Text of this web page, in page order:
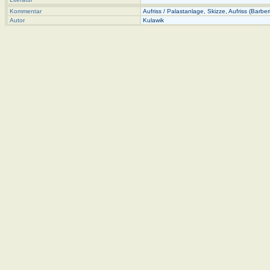
Kommentar
Aufriss / Palastanlage, Skizze, Aufriss
Autor
Kulawik